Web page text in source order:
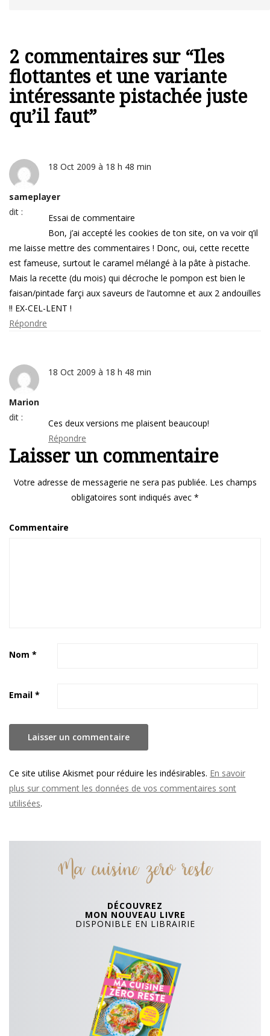
2 commentaires sur “Iles
flottantes et une variante
intéressante pistachée juste
qu’il faut”
sameplayer
dit :
18 Oct 2009 à 18 h 48 min
Essai de commentaire
Bon, j’ai accepté les cookies de ton site, on va voir q’il
me laisse mettre des commentaires ! Donc, oui, cette recette
est fameuse, surtout le caramel mélangé à la pâte à pistache.
Mais la recette (du mois) qui décroche le pompon est bien le
faisan/pintade farçi aux saveurs de l’automne et aux 2 andouilles
!! EX-CEL-LENT !
Répondre
Marion
dit :
18 Oct 2009 à 18 h 48 min
Ces deux versions me plaisent beaucoup!
Répondre
Laisser un commentaire
Votre adresse de messagerie ne sera pas publiée. Les champs
obligatoires sont indiqués avec *
Commentaire
Nom *
Email *
Ce site utilise Akismet pour réduire les indésirables. En savoir
plus sur comment les données de vos commentaires sont
utilisées.
Ma cuisine zero reste
DÉCOUVREZ
MON NOUVEAU LIVRE
DISPONIBLE EN LIBRAIRIE